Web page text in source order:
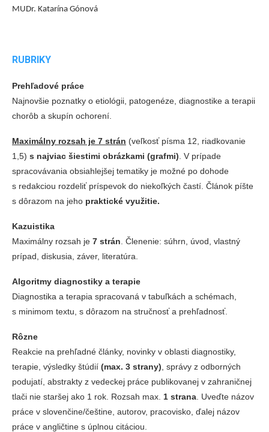
MUDr. Katarína Gónová
RUBRIKY
Prehľadové práce
Najnovšie poznatky o etiológii, patogenéze, diagnostike a terapii
chorôb a skupín ochorení.
Maximálny rozsah je 7 strán (veľkosť písma 12, riadkovanie
1,5) s najviac šiestimi obrázkami (grafmi) . V prípade
spracovávania obsiahlejšej tematiky je možné po dohode
s redakciou rozdeliť príspevok do niekoľkých častí. Článok píšte
s dôrazom na jeho praktické využitie.
Kazuistika
Maximálny rozsah je 7 strán . Členenie: súhrn, úvod, vlastný
prípad, diskusia, záver, literatúra.
Algoritmy diagnostiky a terapie
Diagnostika a terapia spracovaná v tabuľkách a schémach,
s minimom textu, s dôrazom na stručnosť a prehľadnosť.
Rôzne
Reakcie na prehľadné články, novinky v oblasti diagnostiky,
terapie, výsledky štúdií (max. 3 strany) , správy z odborných
podujatí, abstrakty z vedeckej práce publikovanej v zahraničnej
tlači nie staršej ako 1 rok. Rozsah max. 1 strana . Uveďte názov
práce v slovenčine/češtine, autorov, pracovisko, ďalej názov
práce v angličtine s úplnou citáciou.